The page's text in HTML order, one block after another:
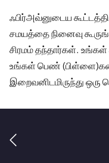
ஃபிர்அவ்னுடைய
சமயத்தை நினைவு
சிரமம் தந்தார்கள்.
உங்கள் பெண்
இறைவனிடமிருந்து ஒரு